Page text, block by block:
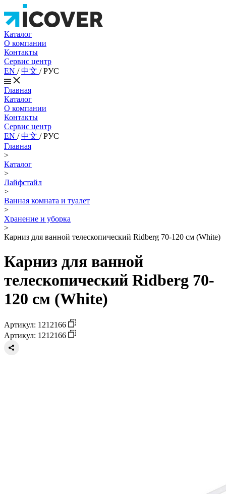
Каталог
О компании
Контакты
Сервис центр
EN /中文 /РУС
Главная
Каталог
О компании
Контакты
Сервис центр
EN /中文 /РУС
Главная
>
Каталог
>
Лайфстайл
>
Ванная комната и туалет
>
Хранение и уборка
>
Карниз для ванной телескопический Ridberg 70-120 см (White)
Карниз для ванной
телескопический Ridberg 70-
120 см (White)
Артикул: 1212166
Артикул: 1212166